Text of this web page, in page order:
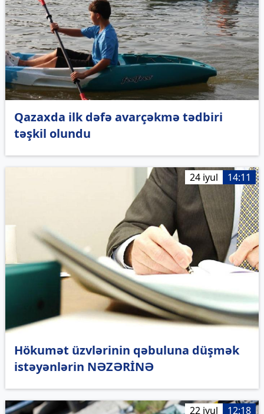
Qazaxda ilk dəfə avarçəkmə tədbiri
təşkil olundu
24 iyul 14:11
Hökumət üzvlərinin qəbuluna düşmək
istəyənlərin NƏZƏRİNƏ
22 iyul 12:18